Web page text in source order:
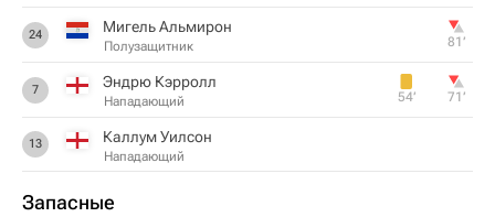
24 Мигель Альмирон
Полузащитник 81‎’‎
7 Эндрю Кэрролл
Нападающий 54‎’‎ 71‎’‎
13 Каллум Уилсон
Нападающий
Запасные